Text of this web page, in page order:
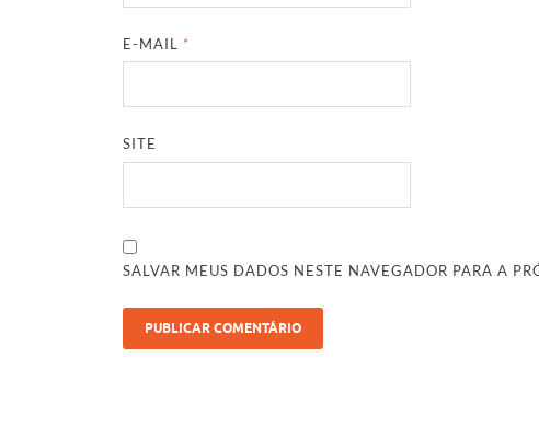
E-MAIL*
SITE
SALVAR MEUS DADOS NESTE NAVEGADOR PARA A